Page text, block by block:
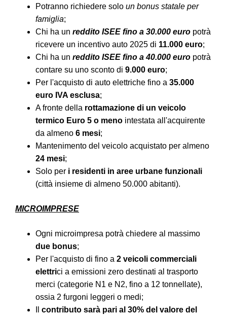
Potranno richiedere solo un bonus statale per
famiglia;
Chi ha un reddito ISEE fino a 30.000 euro potrà
ricevere un incentivo auto 2025 di 11.000 euro;
Chi ha un reddito ISEE fino a 40.000 euro potrà
contare su uno sconto di 9.000 euro;
Per l'acquisto di auto elettriche fino a 35.000
euro IVA esclusa;
A fronte della rottamazione di un veicolo
termico Euro 5 o meno intestata all'acquirente
da almeno 6 mesi;
Mantenimento del veicolo acquistato per almeno
24 mesi;
Solo per i residenti in aree urbane funzionali
(città insieme di almeno 50.000 abitanti).
MICROIMPRESE
Ogni microimpresa potrà chiedere al massimo
due bonus;
Per l'acquisto di fino a 2 veicoli commerciali
elettrici a emissioni zero destinati al trasporto
merci (categorie N1 e N2, fino a 12 tonnellate),
ossia 2 furgoni leggeri o medi;
contributo sarà pari al 30% del valore del